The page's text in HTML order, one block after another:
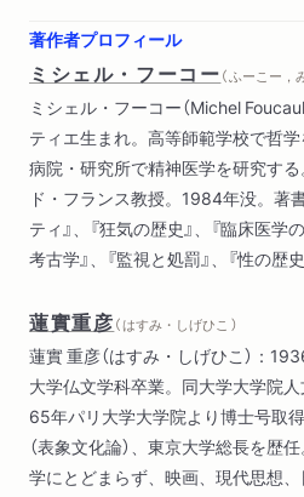
著作者プロフィール
ミシェル・フーコー（ ふーこー，
ミシェル・フーコー（Michel
ティエ生まれ。高等師範学校で哲
病院・研究所で精神医学を研究す
ド・フランス教授。1984年没。著
ティ』、『狂気の歴史』、『臨床医学
考古学』、『監視と処罰』、『性の歴史
蓮實重彦（ はすみ・しげひこ ）
蓮實 重彦（はすみ・しげひこ）：
大学仏文学科卒業。同大学大学院人
65年パリ大学大学院より博士号取
（表象文化論）、東京大学総長を歴
学にとどまらず、映画、現代思想